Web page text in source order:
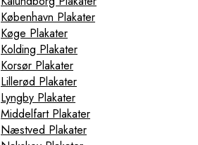
København Plakater
Køge Plakater
Kolding Plakater
Korsør Plakater
Lillerød Plakater
Lyngby Plakater
Middelfart Plakater
Næstved Plakater